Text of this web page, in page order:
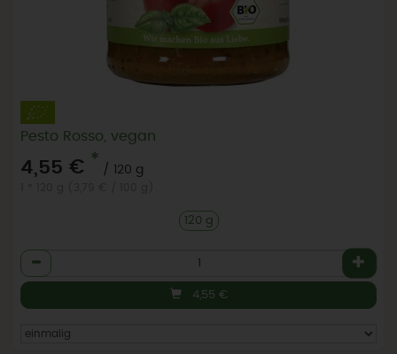
Pesto Rosso, vegan
4,55 € *
/ 120 g
120 g
Anzahl
4,55 €